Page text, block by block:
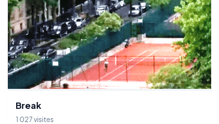
Break
1 027 visites